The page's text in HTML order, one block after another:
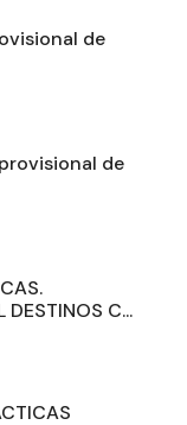
de
de
DESTINOS C...